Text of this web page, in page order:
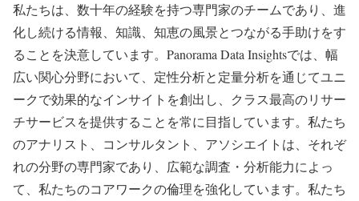
私たちは、数十年の経験を持つ専門家のチームであり、進
化し続ける情報、知識、知恵の風景とつながる手助けをす
ることを決意しています。Panorama Data Insightsでは、幅
広い関心分野において、定性分析と定量分析を通じてユニ
ークで効果的なインサイトを創出し、クラス最高のリサー
チサービスを提供することを常に目指しています。私たち
のアナリスト、コンサルタント、アソシエイトは、それぞ
れの分野の専門家であり、広範な調査・分析能力によっ
て、私たちのコアワークの倫理を強化しています。私たち